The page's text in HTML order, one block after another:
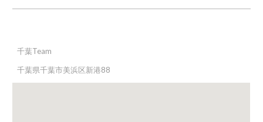
千葉Team
千葉県千葉市美浜区新港88